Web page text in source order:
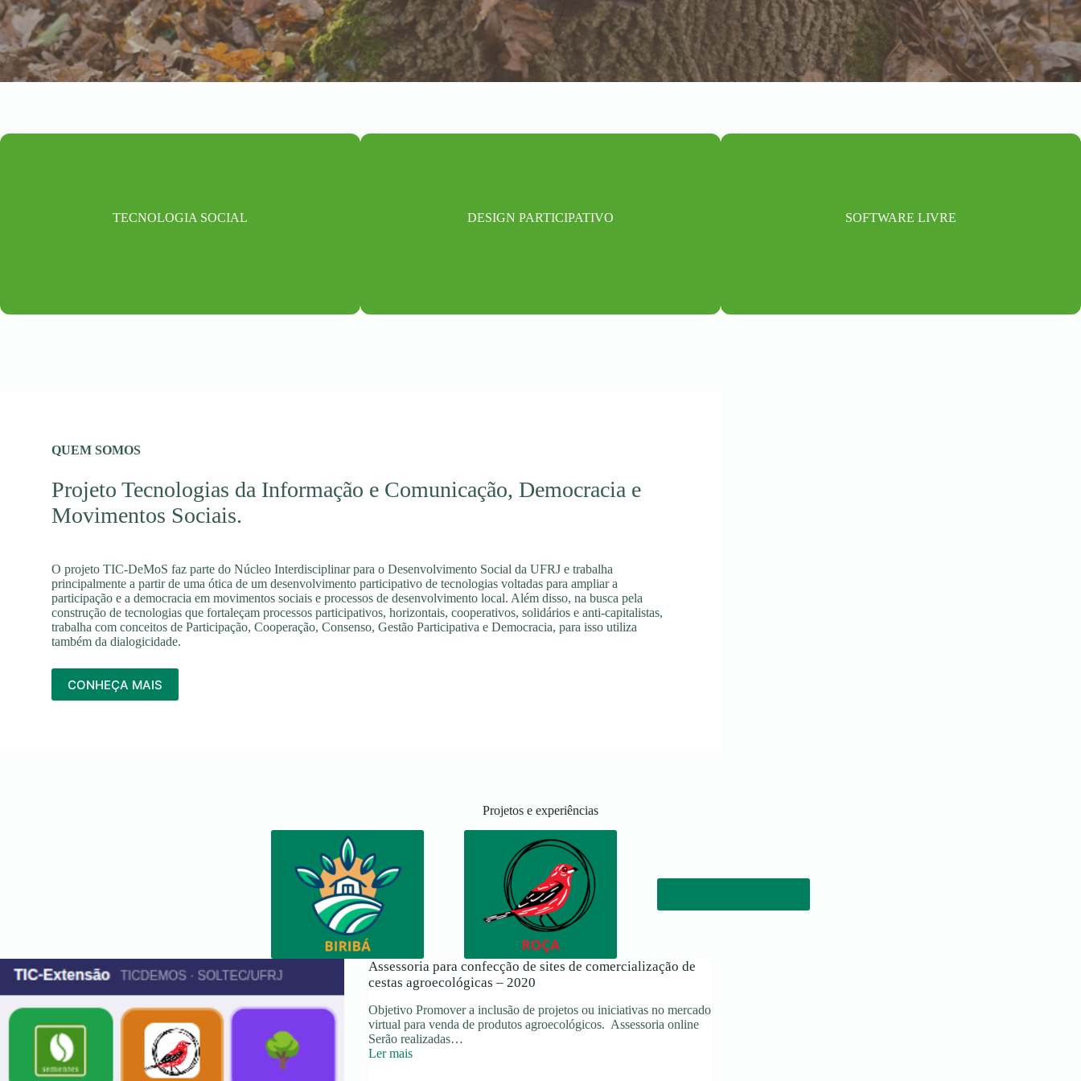
TECNOLOGIA SOCIAL DESIGN PARTICIPATIVO SOFTWARE LIVRE
QUEM SOMOS
Projeto Tecnologias da Informação e Comunicação, Democracia e
Movimentos Sociais.
O projeto TIC-DeMoS faz parte do Núcleo Interdisciplinar para o Desenvolvimento Social da UFRJ e trabalha
principalmente a partir de uma ótica de um desenvolvimento participativo de tecnologias voltadas para ampliar a
participação e a democracia em movimentos sociais e processos de desenvolvimento local. Além disso, na busca pela
construção de tecnologias que fortaleçam processos participativos, horizontais, cooperativos, solidários e anti-capitalistas,
trabalha com conceitos de Participação, Cooperação, Consenso, Gestão Participativa e Democracia, para isso utiliza
também da dialogicidade.
CONHEÇA MAIS
Projetos e experiências
Assessoria para confecção de sites de comercialização de
cestas agroecológicas – 2020
Objetivo Promover a inclusão de projetos ou iniciativas no mercado
virtual para venda de produtos agroecológicos. Assessoria online
Serão realizadas…
Ler mais: